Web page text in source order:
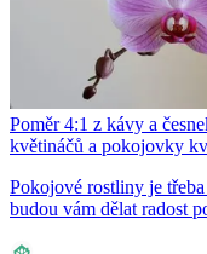
Poměr 4:1 z kávy a
květináčů a pokojovky
Pokojové rostliny je
budou vám dělat radost